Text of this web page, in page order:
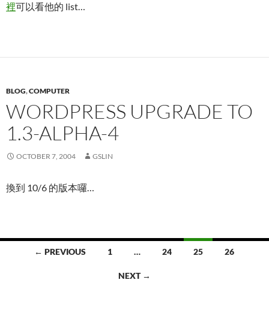
裡可以看他的 list…
BLOG,COMPUTER
WORDPRESS UPGRADE TO
1.3-ALPHA-4
OCTOBER 7, 2004 GSLIN
換到 10/6 的版本囉…
Posts← PREVIOUS 1 … 24 25 26
NEXT →